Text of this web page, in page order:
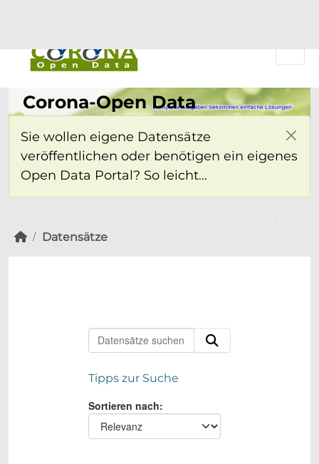
Corona-Open Data
Sie wollen eigene Datensätze
veröffentlichen oder benötigen ein eigenes
Open Data Portal? So leicht...
Datensätze
Tipps zur Suche
Sortieren nach